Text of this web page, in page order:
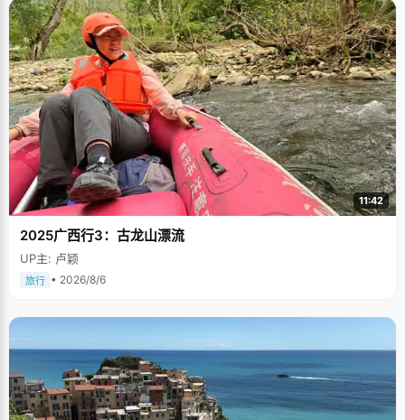
11:42
2025广西行3：古龙山漂流
UP主: 卢颖
旅行 • 2026/8/6